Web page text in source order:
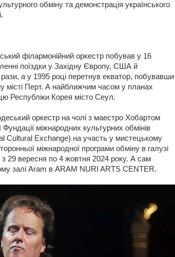
обміну та демонстрація українського
філармонійний оркестр побував у 16
поїздки у Західну Європу, США й
а у 1995 році перетнув екватор, побувавши
місті Перт. А найближчим часом у планах
Республіки Корея місто Сеул.
оркестр на чолі з маестро Хобартом
міжнародних культурних обмінів
Cultural Exchange) на участь у мистецькому
міжнародної програми обміну в галузі
29 вересня по 4 жовтня 2024 року. А сам
залі Aram в ARAM NURI ARTS CENTER.